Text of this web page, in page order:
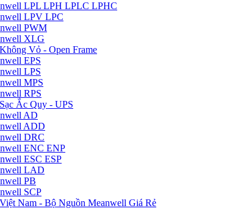
LPL LPH LPLC LPHC
LPV LPC
PWM
XLG
Vỏ - Open Frame
EPS
LPS
MPS
RPS
Ắc Quy - UPS
AD
ADD
DRC
ENC ENP
ESC ESP
LAD
PB
SCP
Nam - Bộ Nguồn Meanwell Giá Rẻ